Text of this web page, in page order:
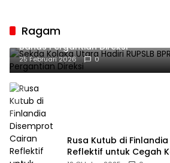
Ragam
Sekda Kolaka Utara Hadiri RUPSLB
Bahas Pergantian Direksi
25 Februari 2026 0
Rusa Kutub di
Reflektif untuk Cegah